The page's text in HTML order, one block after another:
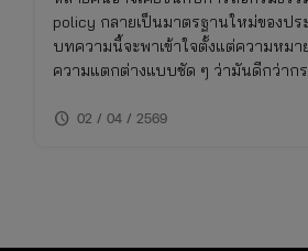
policy กลายเป็นมาตรฐานใหม่ของป
บทความนี้จะพาเข้าใจตั้งแต่ความหมา
ความแตกต่างแบบชัด ๆ ว่ามันดีกว่าก
schedule 02 / 04 / 2569